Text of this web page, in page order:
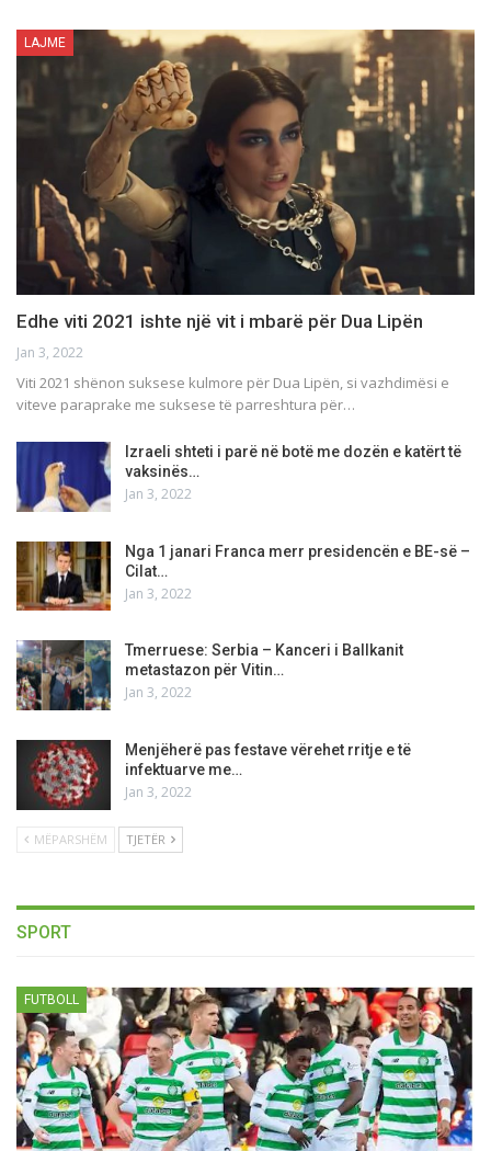
LAJME
Edhe viti 2021 ishte një vit i mbarë për Dua Lipën
Jan 3, 2022
Viti 2021 shënon suksese kulmore për Dua Lipën, si vazhdimësi e
viteve paraprake me suksese të parreshtura për…
Izraeli shteti i parë në botë me dozën e katërt të
vaksinës…
Jan 3, 2022
Nga 1 janari Franca merr presidencën e BE-së –
Cilat…
Jan 3, 2022
Tmerruese: Serbia – Kanceri i Ballkanit
metastazon për Vitin…
Jan 3, 2022
Menjëherë pas festave vërehet rritje e të
infektuarve me…
Jan 3, 2022
MËPARSHËM TJETËR
SPORT
FUTBOLL